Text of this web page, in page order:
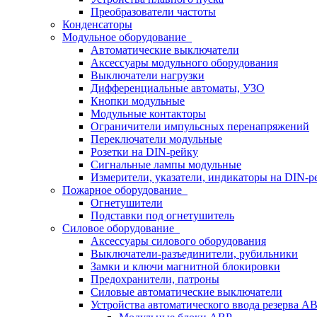
Преобразователи частоты
Конденсаторы
Модульное оборудование
Автоматические выключатели
Аксессуары модульного оборудования
Выключатели нагрузки
Дифференциальные автоматы, УЗО
Кнопки модульные
Модульные контакторы
Ограничители импульсных перенапряжений
Переключатели модульные
Розетки на DIN-рейку
Сигнальные лампы модульные
Измерители, указатели, индикаторы на DIN-
Пожарное оборудование
Огнетушители
Подставки под огнетушитель
Силовое оборудование
Аксессуары силового оборудования
Выключатели-разъединители, рубильники
Замки и ключи магнитной блокировки
Предохранители, патроны
Силовые автоматические выключатели
Устройства автоматического ввода резерва